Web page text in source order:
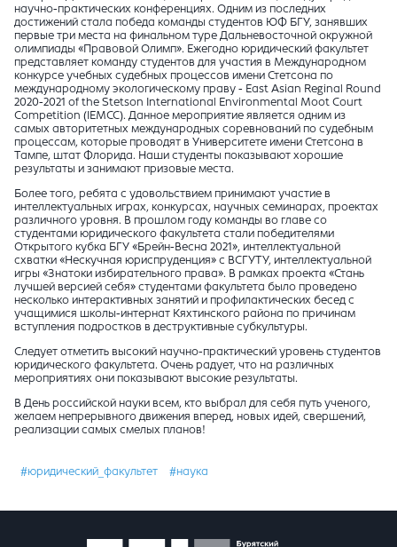
научно-практических конференциях. Одним из последних
достижений стала победа команды студентов ЮФ БГУ, занявших
первые три места на финальном туре Дальневосточной окружной
олимпиады «Правовой Олимп». Ежегодно юридический факультет
представляет команду студентов для участия в Международном
конкурсе учебных судебных процессов имени Стетсона по
международному экологическому праву - East Asian Reginal Round
2020-2021 of the Stetson International Environmental Moot Court
Competition (IEMCC). Данное мероприятие является одним из
самых авторитетных международных соревнований по судебным
процессам, которые проводят в Университете имени Стетсона в
Тампе, штат Флорида. Наши студенты показывают хорошие
результаты и занимают призовые места.
Более того, ребята с удовольствием принимают участие в
интеллектуальных играх, конкурсах, научных семинарах, проектах
различного уровня. В прошлом году команды во главе со
студентами юридического факультета стали победителями
Открытого кубка БГУ «Брейн-Весна 2021», интеллектуальной
схватки «Нескучная юриспруденция» с ВСГУТУ, интеллектуальной
игры «Знатоки избирательного права». В рамках проекта «Стань
лучшей версией себя» студентами факультета было проведено
несколько интерактивных занятий и профилактических бесед с
учащимися школы-интернат Кяхтинского района по причинам
вступления подростков в деструктивные субкультуры.
Следует отметить высокий научно-практический уровень студентов
юридического факультета. Очень радует, что на различных
мероприятиях они показывают высокие результаты.
В День российской науки всем, кто выбрал для себя путь ученого,
желаем непрерывного движения вперед, новых идей, свершений,
реализации самых смелых планов!
#юридический_факультет #наука